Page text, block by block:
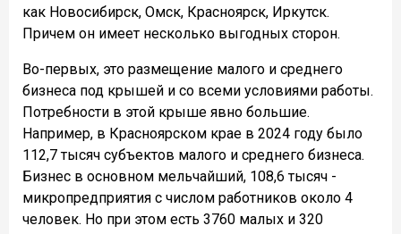
как Новосибирск, Омск, Красноярск, Иркутск.
Причем он имеет несколько выгодных сторон.
Во-первых, это размещение малого и среднего
бизнеса под крышей и со всеми условиями работы.
Потребности в этой крыше явно большие.
Например, в Красноярском крае в 2024 году было
112,7 тысяч субъектов малого и среднего бизнеса.
Бизнес в основном мельчайший, 108,6 тысяч -
микропредприятия с числом работников около 4
человек. Но при этом есть 3760 малых и 320